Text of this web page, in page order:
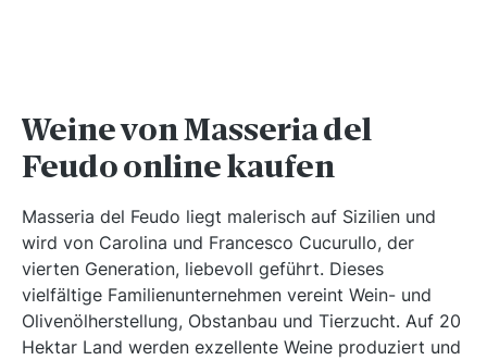
Weine von Masseria del
Feudo online kaufen
Masseria del Feudo liegt malerisch auf Sizilien und
wird von Carolina und Francesco Cucurullo, der
vierten Generation, liebevoll geführt. Dieses
vielfältige Familienunternehmen vereint Wein- und
Olivenölherstellung, Obstanbau und Tierzucht. Auf 20
Hektar Land werden exzellente Weine produziert und